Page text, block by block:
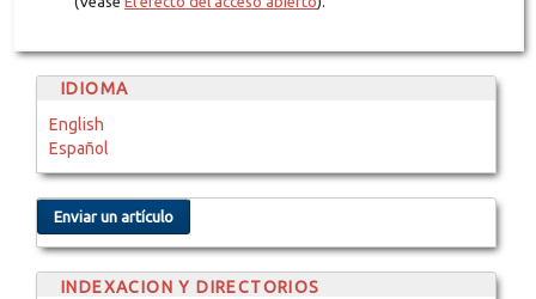
IDIOMA
English
Español
Enviar un artículo
INDEXACION Y DIRECTORIOS